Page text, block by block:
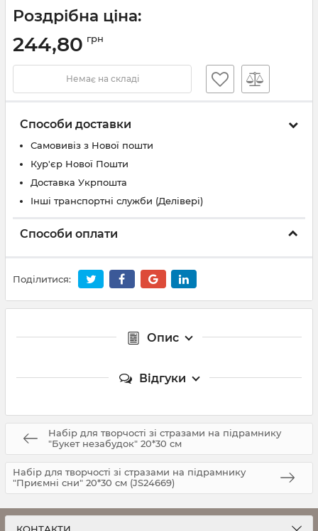
Роздрібна ціна:
244,80 грн
Немає на складі
Способи доставки
Самовивіз з Нової пошти
Кур'єр Нової Пошти
Доставка Укрпошта
Інші транспортні служби (Делівері)
Способи оплати
Поділитися:
Опис
Відгуки
Набір для творчості зі стразами на підрамнику
"Букет незабудок" 20*30 см
Набір для творчості зі стразами на підрамнику
"Приємні сни" 20*30 см (JS24669)